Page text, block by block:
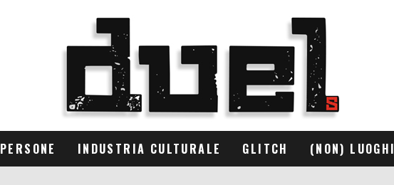
PERSONE INDUSTRIA CULTURALE GLITCH (NON) LUOGHI